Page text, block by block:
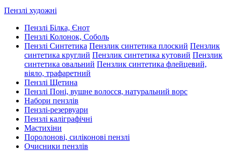
Пензлі художні
Пензлі Білка, Єнот
Пензлі Колонок, Соболь
Пензлі Синтетика Пензлик синтетика плоский Пензлик
синтетика круглий Пензлик синтетика кутовий Пензлик
синтетика овальний Пензлик синтетика флейцевий,
віяло, трафаретний
Пензлі Щетина
Пензлі Поні, вушне волосся, натуральний ворс
Набори пензлів
Пензлі-резервуари
Пензлі каліграфічні
Мастихіни
Поролонові, силіконові пензлі
Очисники пензлів